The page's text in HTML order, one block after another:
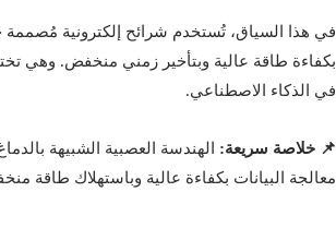
في هذا السياق، تُستخدم شرائح إلكترونية مُصممة
بكفاءة طاقة عالية وبتأخير زمني منخفض. وهي
في الذكاء الاصطناعي.
📌 خلاصة سريعة: الهندسة العصبية الشبيهة
معالجة البيانات بكفاءة عالية وباستهلاك طاقة